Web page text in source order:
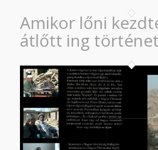
Amikor lőni
átlőtt ing